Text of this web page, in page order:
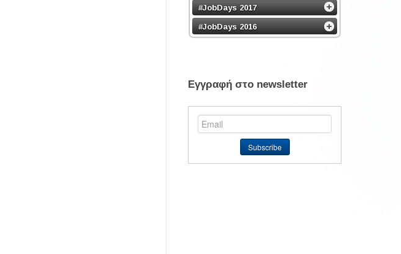
#JobDays 2017
#JobDays 2016
Εγγραφή στο newsletter